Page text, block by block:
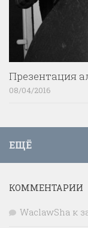
Презентация
08/04/2016
ЕЩЁ
КОММЕНТАРИИ
WaclawSha к